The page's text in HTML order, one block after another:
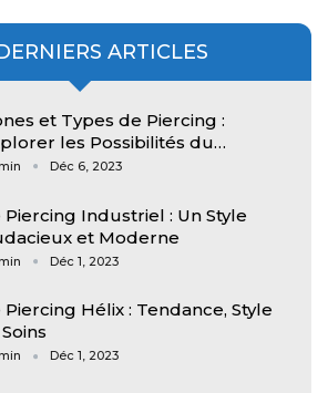
ARTICLES
et Types de Piercing :
les Possibilités du…
Déc 6, 2023
Piercing Industriel : Un Style
et Moderne
Déc 1, 2023
Piercing Hélix : Tendance, Style
Déc 1, 2023